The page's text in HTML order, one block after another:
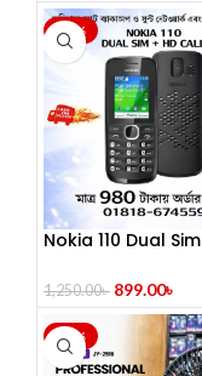
-28%
Nokia 110 Dual Sim
(Refurbished)
1,250.00৳ 899.00৳
-25%